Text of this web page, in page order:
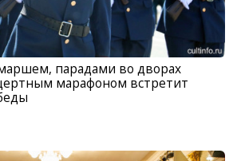
парадами во дворах
марафоном встретит